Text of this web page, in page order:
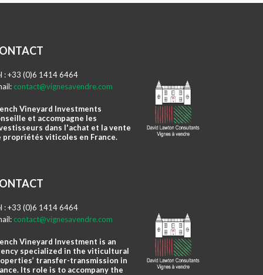
: +33 (0)6 1414 6464
contact@vignesavendre.com
Vineyard Investments
et accompagne les
dans l'achat et la vente
propriétés viticoles en France.
: +33 (0)6 1414 6464
contact@vignesavendre.com
Vineyard Investment is an
specialized in the viticultural
transfer-transmission in
Its role is to accompany the